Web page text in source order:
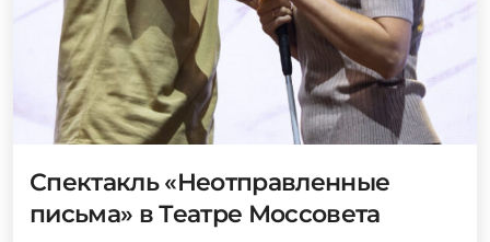
Спектакль «Неотправленные
письма» в Театре Моссовета